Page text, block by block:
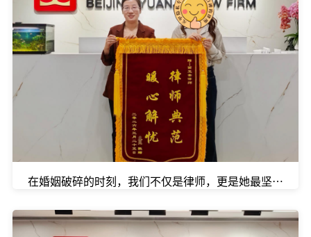
在婚姻破碎的时刻，我们不仅是律师，更是她最坚实的后